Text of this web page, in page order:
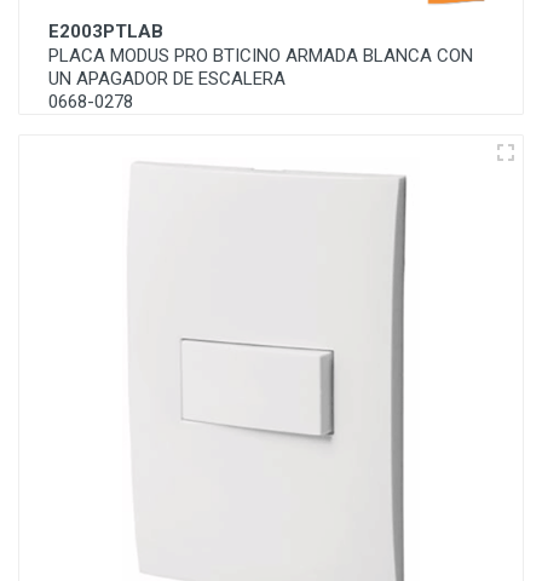
E2003PTLAB
PLACA MODUS PRO BTICINO ARMADA BLANCA CON
UN APAGADOR DE ESCALERA
0668-0278